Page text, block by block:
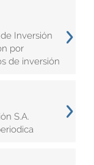
Inversión
por
de inversión
S.A.